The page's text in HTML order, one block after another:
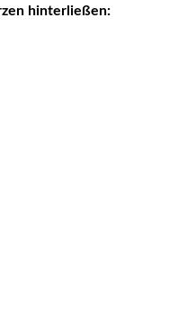
hinterließen: